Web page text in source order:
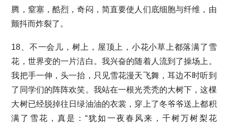
腾，窒塞，酷烈，奇闷，简直要使人们底细胞与纤维，由
颤抖而炸裂了。
18、不一会儿，树上，屋顶上，小花小草上都落满了雪
花，世界变的一片洁白。我兴奋的随着人流到了操场上。
我把手一伸，头一抬，只见雪花漫天飞舞，耳边不时听到
了同学们的阵阵欢笑。我站在一根光秃秃的大树下，这棵
大树已经脱掉往日绿油油的衣裳，穿上了冬爷爷送上都积
满了雪花，真是：“犹如一夜春风来，千树万树梨花